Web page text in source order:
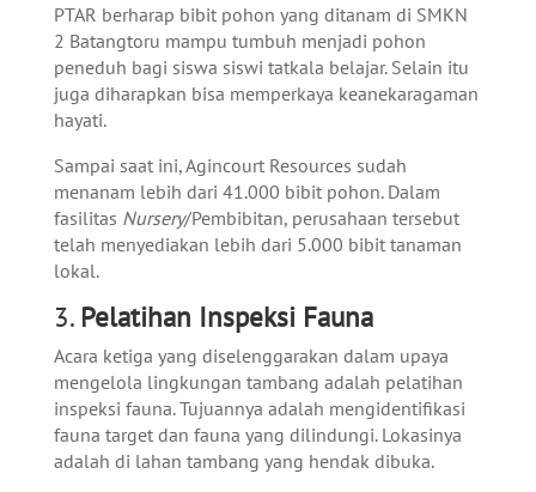
PTAR berharap bibit pohon yang ditanam di SMKN
2 Batangtoru mampu tumbuh menjadi pohon
peneduh bagi siswa siswi tatkala belajar. Selain itu
juga diharapkan bisa memperkaya keanekaragaman
hayati.
Sampai saat ini, Agincourt Resources sudah
menanam lebih dari 41.000 bibit pohon. Dalam
fasilitas Nursery/Pembibitan, perusahaan tersebut
telah menyediakan lebih dari 5.000 bibit tanaman
lokal.
3. Pelatihan Inspeksi Fauna
Acara ketiga yang diselenggarakan dalam upaya
mengelola lingkungan tambang adalah pelatihan
inspeksi fauna. Tujuannya adalah mengidentifikasi
fauna target dan fauna yang dilindungi. Lokasinya
adalah di lahan tambang yang hendak dibuka.